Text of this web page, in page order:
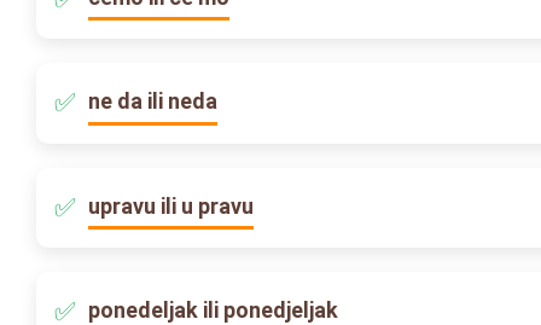
ne da ili neda
upravu ili u pravu
ponedeljak ili ponedjeljak